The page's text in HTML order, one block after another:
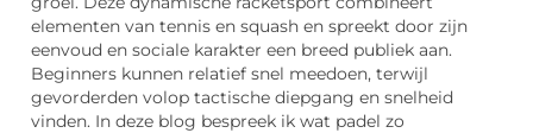
elementen van tennis en squash en spreekt door zijn
eenvoud en sociale karakter een breed publiek aan.
Beginners kunnen relatief snel meedoen, terwijl
gevorderden volop tactische diepgang en snelheid
vinden. In deze blog bespreek ik wat padel zo